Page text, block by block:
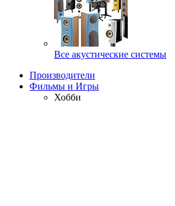
Все акустические системы
Производители
Фильмы и Игры
Хобби